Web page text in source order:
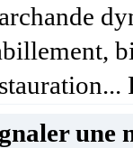
une